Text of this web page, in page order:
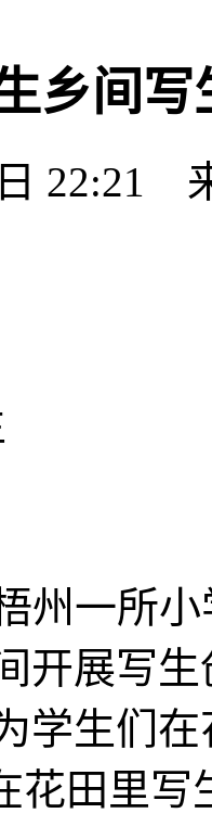
乡间
22:21
州一所
开展写
学生们
花田里